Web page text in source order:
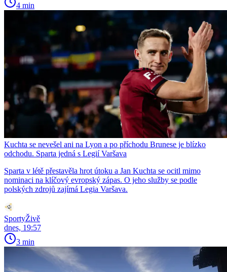
4 min
Kuchta se nevešel ani na Lyon a po příchodu Brunese je blízko
odchodu. Sparta jedná s Legií Varšava
Sparta v létě přestavěla hrot útoku a Jan Kuchta se ocitl mimo
nominaci na klíčový evropský zápas. O jeho služby se podle
polských zdrojů zajímá Legia Varšava.
SportyŽivě
dnes, 19:57
3 min